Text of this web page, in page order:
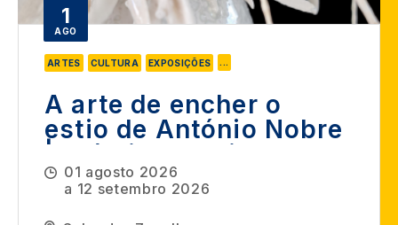
1
AGO
ARTES CULTURA EXPOSIÇÕES ...
A arte de encher o
estio de António Nobre
| Prémio Amplitude
01 agosto 2026
a 12 setembro 2026